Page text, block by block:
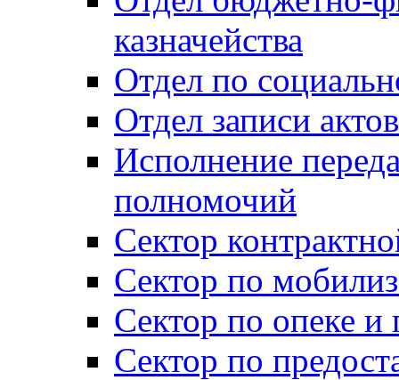
казначейства
Отдел по
Отдел записи
Исполнение
полномочий
Сектор
Сектор по
Сектор по опеке и
Сектор по